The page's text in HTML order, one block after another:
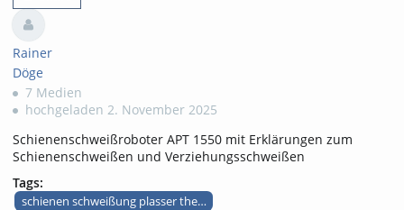
Rainer
Döge
7 Medien
hochgeladen 2. November 2025
Schienenschweißroboter APT 1550 mit Erklärungen zum
Schienenschweißen und Verziehungsschweißen
Tags:
schienen schweißung plasser theurer